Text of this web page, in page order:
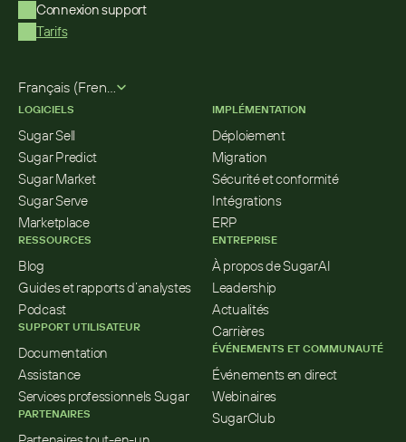
Connexion support
Tarifs
Français (French)
LOGICIELS
Sugar Sell
Sugar Predict
Sugar Market
Sugar Serve
Marketplace
RESSOURCES
Blog
Guides et rapports d’analystes
Podcast
SUPPORT UTILISATEUR
Documentation
Assistance
Services professionnels Sugar
PARTENAIRES
IMPLÉMENTATION
Déploiement
Migration
Sécurité et conformité
Intégrations
ERP
ENTREPRISE
À propos de SugarAI
Leadership
Actualités
Carrières
ÉVÉNEMENTS ET COMMUNAUTÉ
Événements en direct
Webinaires
SugarClub